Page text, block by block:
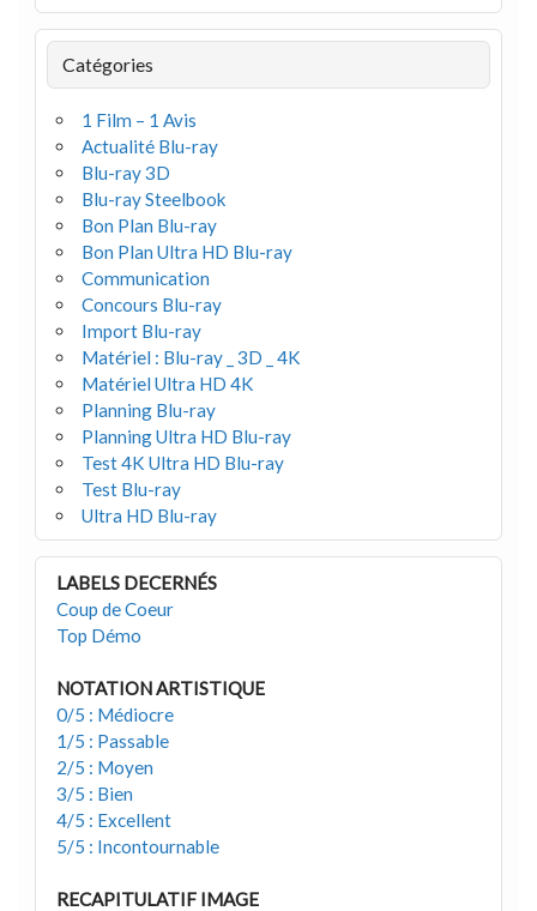
Catégories
1 Film – 1 Avis
Actualité Blu-ray
Blu-ray 3D
Blu-ray Steelbook
Bon Plan Blu-ray
Bon Plan Ultra HD Blu-ray
Communication
Concours Blu-ray
Import Blu-ray
Matériel : Blu-ray _ 3D _ 4K
Matériel Ultra HD 4K
Planning Blu-ray
Planning Ultra HD Blu-ray
Test 4K Ultra HD Blu-ray
Test Blu-ray
Ultra HD Blu-ray
LABELS DECERNÉS
Coup de Coeur
Top Démo
NOTATION ARTISTIQUE
0/5 : Médiocre
1/5 : Passable
2/5 : Moyen
3/5 : Bien
4/5 : Excellent
5/5 : Incontournable
RECAPITULATIF IMAGE